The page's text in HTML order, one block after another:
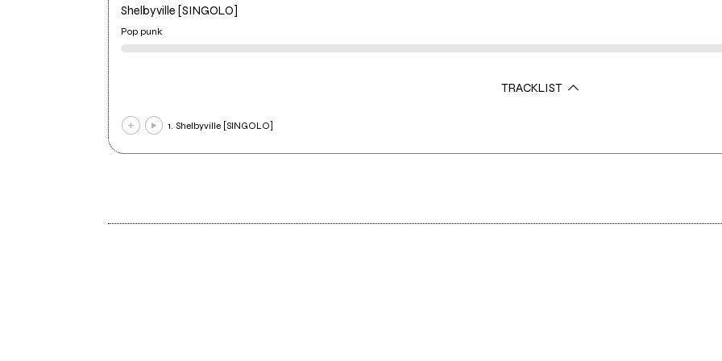
Shelbyville [SINGOLO]
Pop punk
TRACKLIST
1. Shelbyville [SINGOLO]